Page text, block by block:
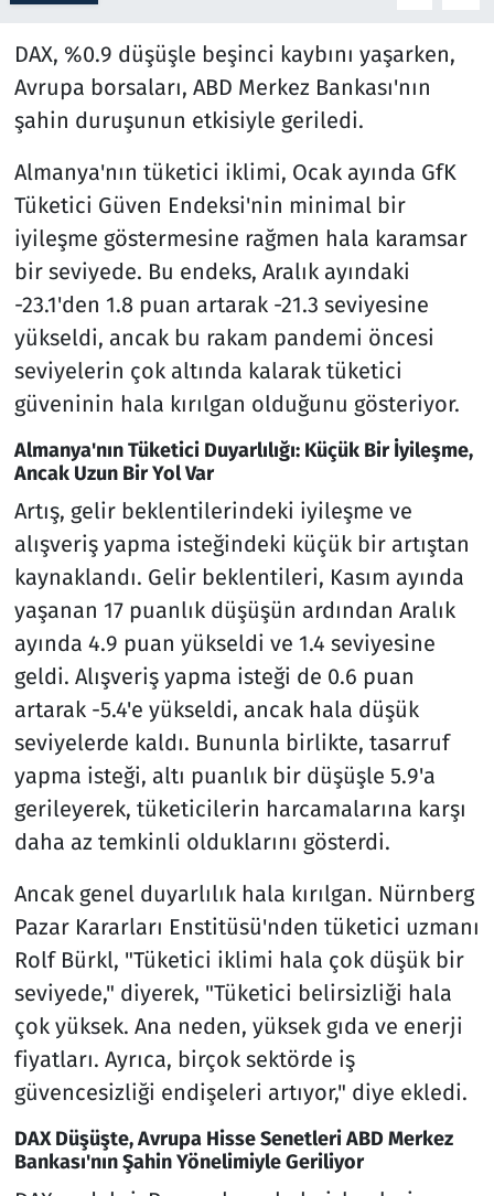
DAX, %0.9 düşüşle beşinci kaybını yaşarken,
Avrupa borsaları, ABD Merkez Bankası'nın
şahin duruşunun etkisiyle geriledi.
Almanya'nın tüketici iklimi, Ocak ayında GfK
Tüketici Güven Endeksi'nin minimal bir
iyileşme göstermesine rağmen hala karamsar
bir seviyede. Bu endeks, Aralık ayındaki
-23.1'den 1.8 puan artarak -21.3 seviyesine
yükseldi, ancak bu rakam pandemi öncesi
seviyelerin çok altında kalarak tüketici
güveninin hala kırılgan olduğunu gösteriyor.
Almanya'nın Tüketici Duyarlılığı: Küçük Bir İyileşme,
Ancak Uzun Bir Yol Var
Artış, gelir beklentilerindeki iyileşme ve
alışveriş yapma isteğindeki küçük bir artıştan
kaynaklandı. Gelir beklentileri, Kasım ayında
yaşanan 17 puanlık düşüşün ardından Aralık
ayında 4.9 puan yükseldi ve 1.4 seviyesine
geldi. Alışveriş yapma isteği de 0.6 puan
artarak -5.4'e yükseldi, ancak hala düşük
seviyelerde kaldı. Bununla birlikte, tasarruf
yapma isteği, altı puanlık bir düşüşle 5.9'a
gerileyerek, tüketicilerin harcamalarına karşı
daha az temkinli olduklarını gösterdi.
Ancak genel duyarlılık hala kırılgan. Nürnberg
Pazar Kararları Enstitüsü'nden tüketici uzmanı
Rolf Bürkl, "Tüketici iklimi hala çok düşük bir
seviyede," diyerek, "Tüketici belirsizliği hala
çok yüksek. Ana neden, yüksek gıda ve enerji
fiyatları. Ayrıca, birçok sektörde iş
güvencesizliği endişeleri artıyor," diye ekledi.
DAX Düşüşte, Avrupa Hisse Senetleri ABD Merkez
Bankası'nın Şahin Yönelimiyle Geriliyor
Spor
Teknoloji ve Bilim
Televizyon